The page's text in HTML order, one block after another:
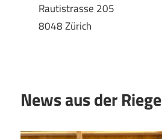
Rautistrasse 205
8048 Zürich
News aus der Riege